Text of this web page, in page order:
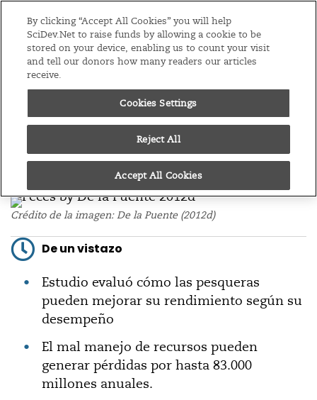
Menú
EdicionesAmérica Latina y el Caribe
Pesquerías pueden
reducir pérdidas con
gestión más sostenible
Crédito de la imagen: De la Puente (2012d)
De un vistazo
Estudio evaluó cómo las pesqueras
pueden mejorar su rendimiento según su
desempeño
El mal manejo de recursos pueden
generar pérdidas por hasta 83.000
millones anuales.
By clicking “Accept All Cookies” you will help
SciDev.Net to raise funds by allowing a cookie to be
stored on your device, enabling us to count your visit
and tell our donors how many readers our articles
receive.
Cookies Settings
Reject All
Accept All Cookies